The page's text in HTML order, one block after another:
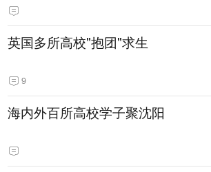
英国多所高校"抱团"求生
9
海内外百所高校学子聚沈阳